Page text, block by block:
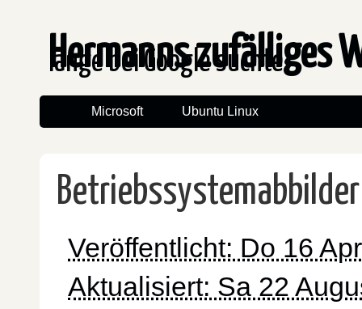
Hermanns zufälliges
lange bei Google suchte
Microsoft Ubuntu Linux
Veröffentlicht: Do 16
Aktualisiert: Sa 22